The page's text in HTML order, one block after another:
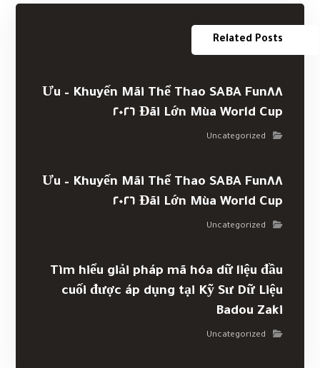
Related Posts
Khuyến Mãi Thể Thao SABA Fun٨٨ – Ưu
Đãi Lớn Mùa World Cup ٢٠٢٦
Uncategorized
Khuyến Mãi Thể Thao SABA Fun٨٨ – Ưu
Đãi Lớn Mùa World Cup ٢٠٢٦
Uncategorized
Tìm hiểu giải pháp mã hóa dữ liệu đầu
cuối được áp dụng tại Kỹ Sư Dữ Liệu
Badou Zaki
Uncategorized